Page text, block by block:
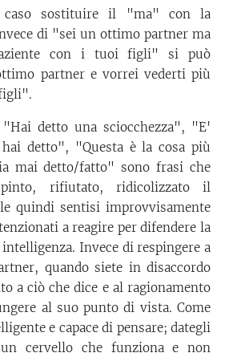
sostituire il "ma" con la
di "sei un ottimo partner ma
con i tuoi figli" si può
partner e vorrei vederti più
detto una sciocchezza", "E'
detto", "Questa è la cosa più
mai detto/fatto" sono frasi che
rifiutato, ridicolizzato il
quindi sentisi improvvisamente
a reagire per difendere la
Invece di respingere a
quando siete in disaccordo
a ciò che dice e al ragionamento
al suo punto di vista. Come
e capace di pensare; dategli
cervello che funziona e non